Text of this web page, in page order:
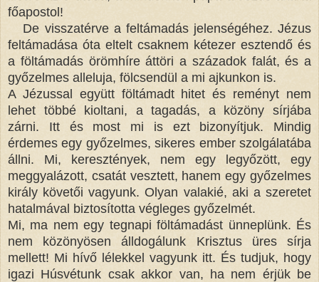
főapostol!
De visszatérve a feltámadás jelenségéhez. Jézus
feltámadása óta eltelt csaknem kétezer esztendő és
a föltámadás örömhíre áttöri a századok falát, és a
győzelmes alleluja, fölcsendül a mi ajkunkon is.
A Jézussal együtt föltámadt hitet és reményt nem
lehet többé kioltani, a tagadás, a közöny sírjába
zárni. Itt és most mi is ezt bizonyítjuk. Mindig
érdemes egy győzelmes, sikeres ember szolgálatába
állni. Mi, keresztények, nem egy legyőzött, egy
meggyalázott, csatát vesztett, hanem egy győzelmes
király követői vagyunk. Olyan valakié, aki a szeretet
hatalmával biztosította végleges győzelmét.
Mi, ma nem egy tegnapi föltámadást ünneplünk. És
nem közönyösen álldogálunk Krisztus üres sírja
mellett! Mi hívő lélekkel vagyunk itt. És tudjuk, hogy
igazi Húsvétunk csak akkor van, ha nem érjük be